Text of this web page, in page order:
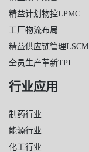
精益计划物控LPMC
工厂物流布局
精益供应链管理LSCM
全员生产革新TPI
行业应用
制药行业
能源行业
化工行业